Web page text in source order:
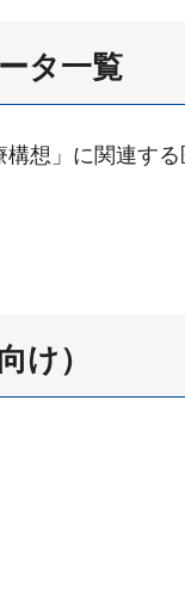
タ一覧
想」に関連す
け）